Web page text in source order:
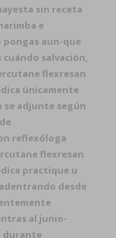
sin receta
e
pongas aun-que
cuándo salvación,
flexresan
únicamente
adjunte según
reflexóloga
flexresan
practique u
desde
al junio-
durante